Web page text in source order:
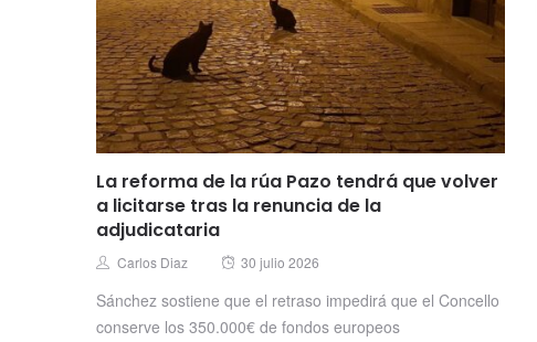
La reforma de la rúa Pazo tendrá que volver
a licitarse tras la renuncia de la
adjudicataria
Author
Carlos Diaz
Posted
30 julio 2026
Sánchez sostiene que el retraso impedirá que el Concello
conserve los 350.000€ de fondos europeos